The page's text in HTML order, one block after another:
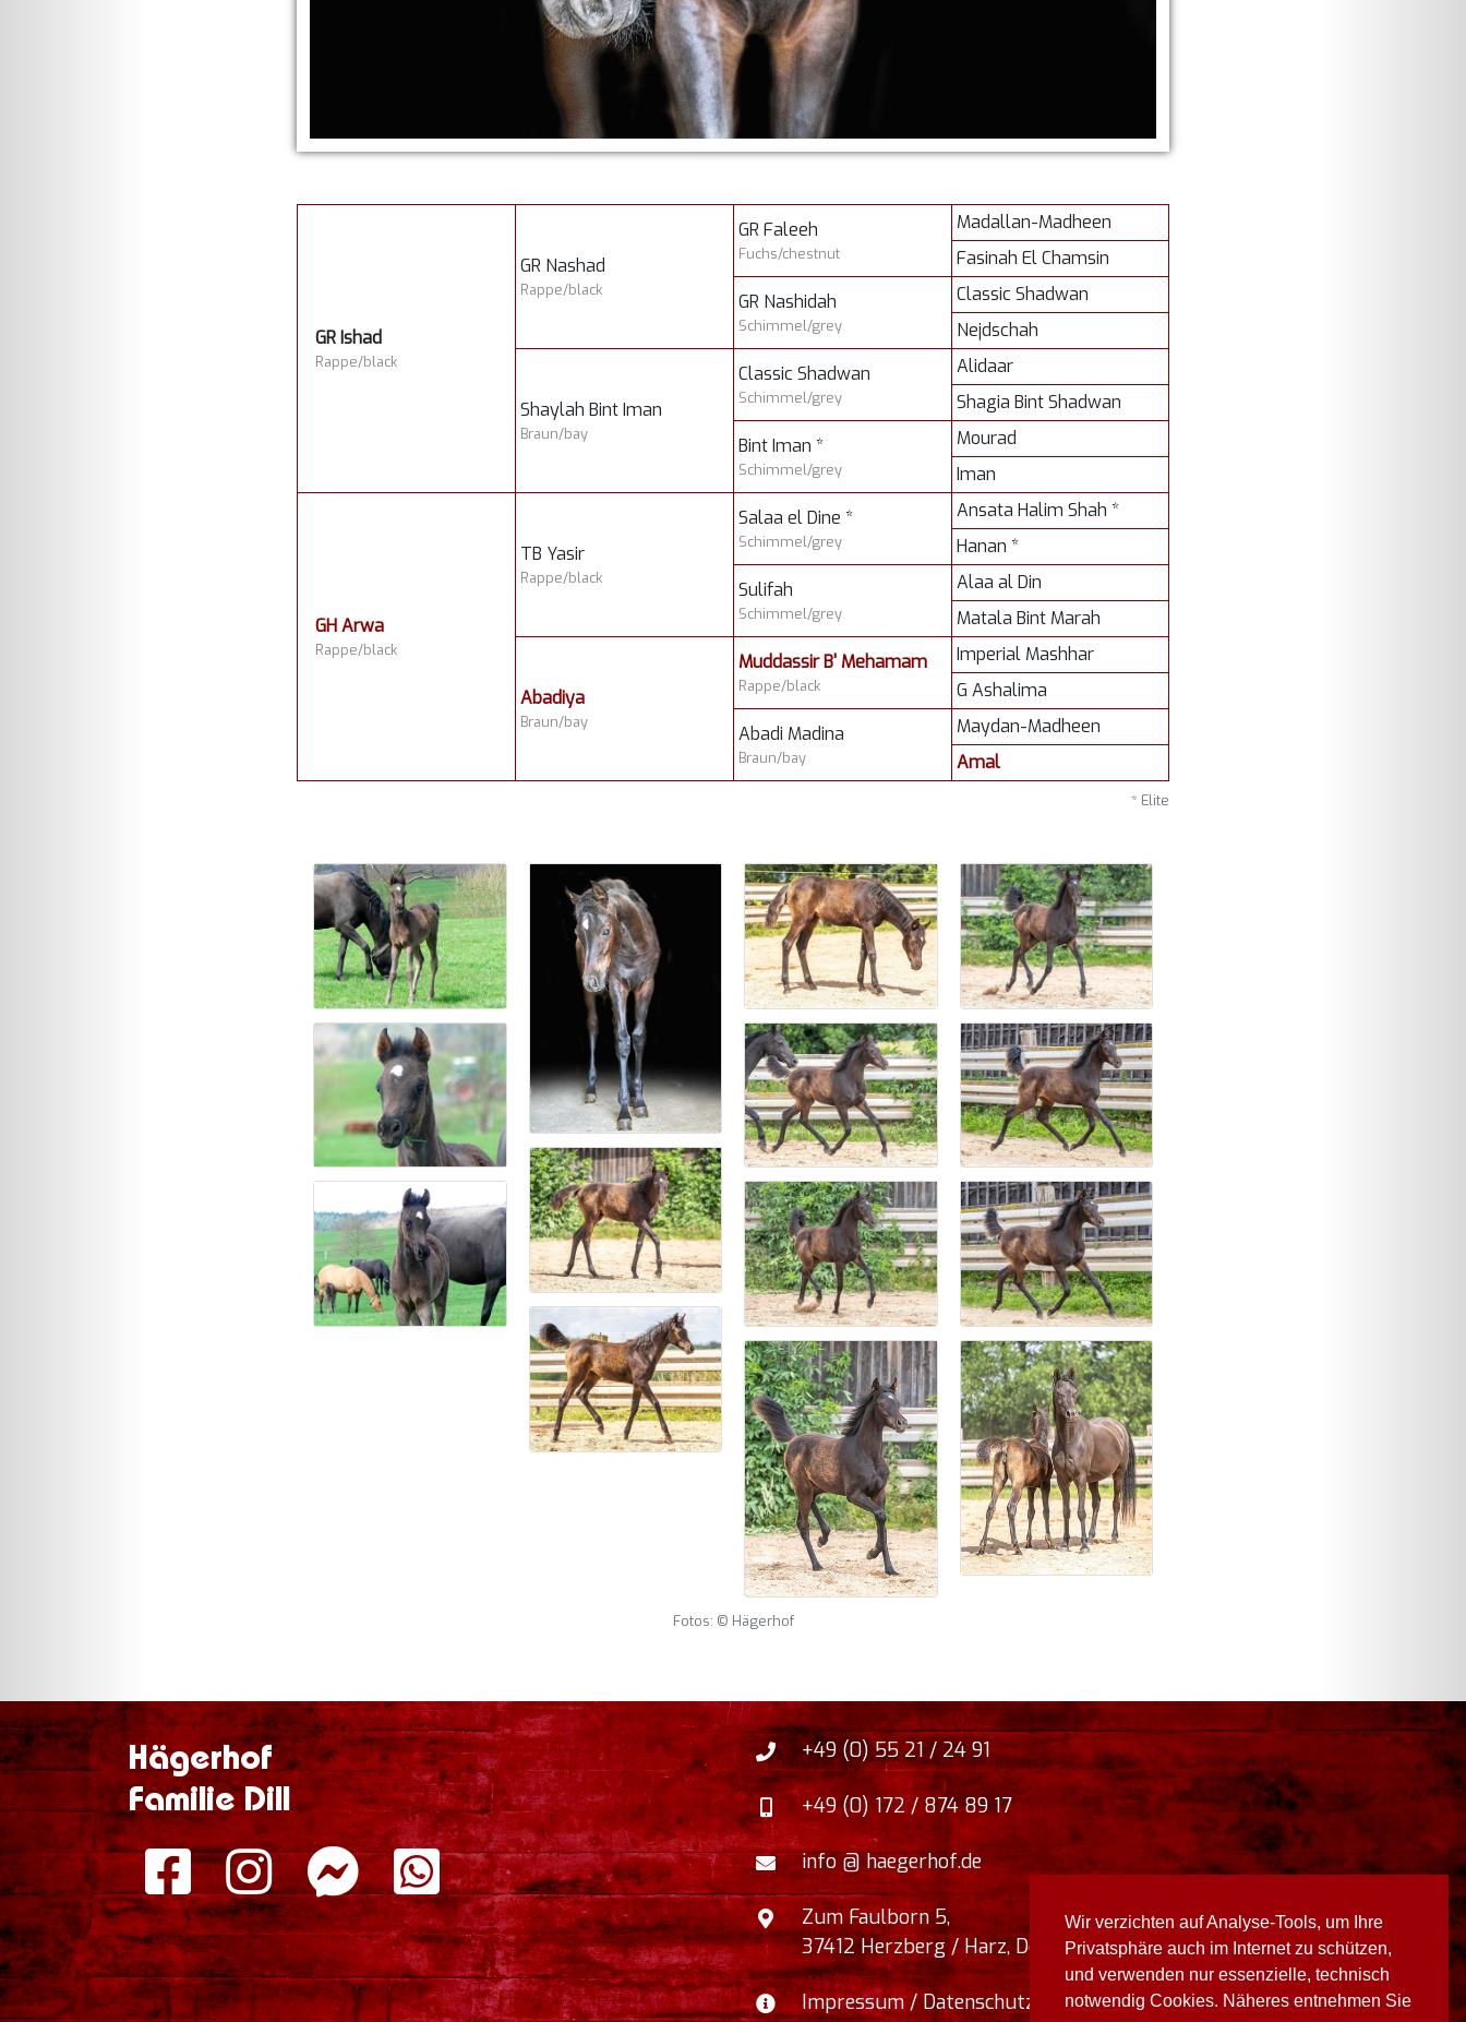
Wir verzichten auf Analyse-Tools, um Ihre
Privatsphäre auch im Internet zu schützen,
und verwenden nur essenzielle, technisch
notwendig Cookies. Näheres entnehmen Sie
GR Ishad
Rappe/black
GR Nashad
Rappe/black
GR Faleeh
Fuchs/chestnut
Madallan-Madheen
Fasinah El Chamsin
GR Nashidah
Schimmel/grey
Classic Shadwan
Nejdschah
Shaylah Bint Iman
Braun/bay
Classic Shadwan
Schimmel/grey
Alidaar
Shagia Bint Shadwan
Bint Iman *
Schimmel/grey
Mourad
Iman
GH Arwa
Rappe/black
TB Yasir
Rappe/black
Salaa el Dine *
Schimmel/grey
Ansata Halim Shah *
Hanan *
Sulifah
Schimmel/grey
Alaa al Din
Matala Bint Marah
Abadiya
Braun/bay
Muddassir B' Mehamam
Rappe/black
Imperial Mashhar
G Ashalima
Abadi Madina
Braun/bay
Maydan-Madheen
Amal
* Elite
Fotos: © Hägerhof
Hägerhof
Familie Dill
+49 (0) 55 21 / 24 91
+49 (0) 172 / 874 89 17
info @ haegerhof.de
Zum Faulborn 5,
37412 Herzberg / Harz,Deutschland
Impressum / Datenschutz